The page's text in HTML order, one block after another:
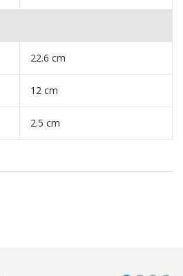
22.6 cm
12 cm
2.5 cm